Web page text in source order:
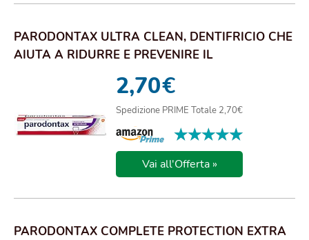
PARODONTAX ULTRA CLEAN, DENTIFRICIO CHE
AIUTA A RIDURRE E PREVENIRE IL
2,70€
Spedizione PRIME Totale 2,70€
★★★★★
★★★★★
Vai all'Offerta »
PARODONTAX COMPLETE PROTECTION EXTRA